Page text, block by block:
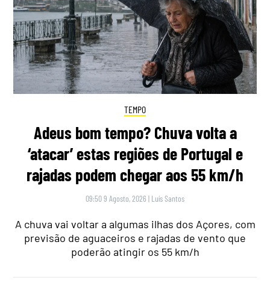
TEMPO
Adeus bom tempo? Chuva volta a
‘atacar’ estas regiões de Portugal e
rajadas podem chegar aos 55 km/h
09:50 9 Agosto, 2026 | Luís Santos
A chuva vai voltar a algumas ilhas dos Açores, com
previsão de aguaceiros e rajadas de vento que
poderão atingir os 55 km/h